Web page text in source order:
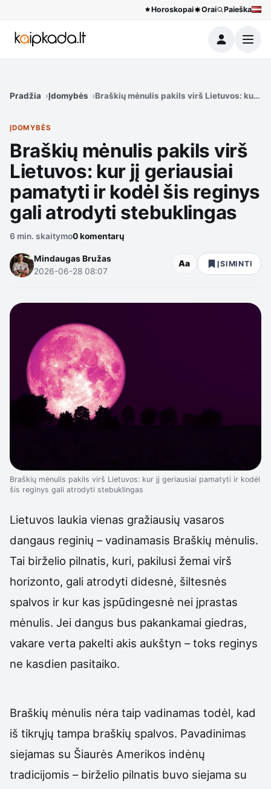
Horoskopai Orai Paieška
Meniu
Pradžia Įdomybės Braškių mėnulis pakils virš Lietuvos: kur
ĮDOMYBĖS
Braškių mėnulis pakils virš
Lietuvos: kur jį geriausiai
pamatyti ir kodėl šis reginys
gali atrodyti stebuklingas
6 min. skaitymo0 komentarų
Mindaugas Bružas
2026-06-28 08:07
Aa ĮSIMINTI
Braškių mėnulis pakils virš Lietuvos: kur jį geriausiai pamatyti ir kodėl
šis reginys gali atrodyti stebuklingas
Lietuvos laukia vienas gražiausių vasaros
dangaus reginių – vadinamasis Braškių mėnulis.
Tai birželio pilnatis, kuri, pakilusi žemai virš
horizonto, gali atrodyti didesnė, šiltesnės
spalvos ir kur kas įspūdingesnė nei įprastas
mėnulis. Jei dangus bus pakankamai giedras,
vakare verta pakelti akis aukštyn – toks reginys
ne kasdien pasitaiko.
Braškių mėnulis nėra taip vadinamas todėl, kad
iš tikrųjų tampa braškių spalvos. Pavadinimas
siejamas su Šiaurės Amerikos indėnų
tradicijomis – birželio pilnatis buvo siejama su